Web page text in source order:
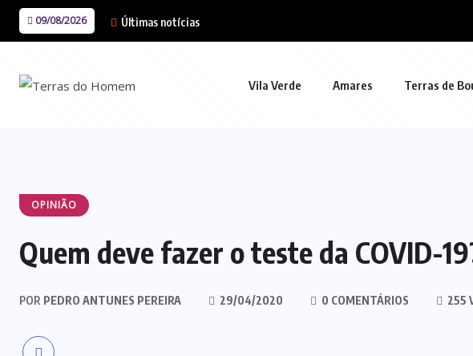
09/08/2026 Últimas notícias
Vila Verde Amares Terras de
OPINIÃO
Quem deve fazer o teste da COVID-
POR PEDRO ANTUNES PEREIRA 29/04/2020 0 COMENTÁRIOS 255